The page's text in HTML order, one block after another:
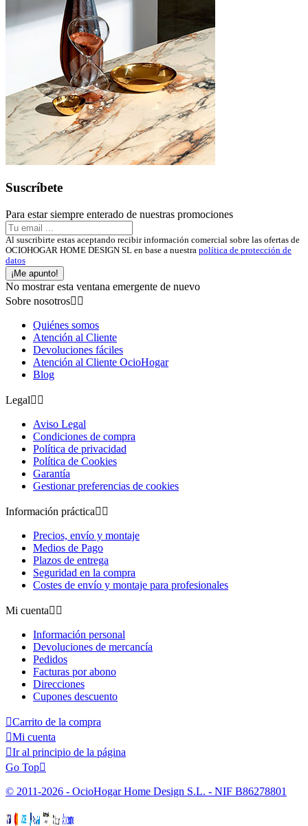
Suscríbete
Para estar siempre enterado de nuestras promociones
Al suscribirte estas aceptando recibir información comercial sobre las ofertas de
OCIOHOGAR HOME DESIGN SL en base a nuestra política de protección de
datos
¡Me apunto!
No mostrar esta ventana emergente de nuevo
Sobre nosotros 
Quiénes somos
Atención al Cliente
Devoluciones fáciles
Atención al Cliente OcioHogar
Blog
Legal 
Aviso Legal
Condiciones de compra
Política de privacidad
Política de Cookies
Garantía
Gestionar preferencias de cookies
Información práctica 
Precios, envío y montaje
Medios de Pago
Plazos de entrega
Seguridad en la compra
Costes de envío y montaje para profesionales
Mi cuenta 
Información personal
Devoluciones de mercancía
Pedidos
Facturas por abono
Direcciones
Cupones descuento
Carrito de la compra
Mi cuenta
Ir al principio de la página
Go Top
© 2011-2026 - OcioHogar Home Design S.L. - NIF B86278801